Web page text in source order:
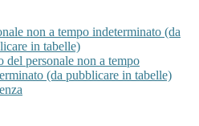
non a tempo indeterminato (da
in tabelle)
del personale non a tempo
(da pubblicare in tabelle)